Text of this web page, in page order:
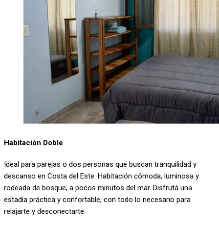
Habitación Doble
Ideal para parejas o dos personas que buscan tranquilidad y
descanso en Costa del Este. Habitación cómoda, luminosa y
rodeada de bosque, a pocos minutos del mar. Disfrutá una
estadía práctica y confortable, con todo lo necesario para
relajarte y desconectarte.